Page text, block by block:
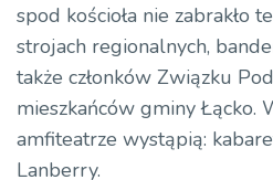
spod kościoła nie zabrakło
strojach regionalnych,
także członków Związku
mieszkańców gminy
amfiteatrze wystąpią:
Lanberry.